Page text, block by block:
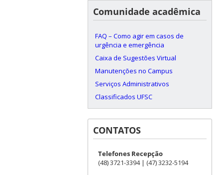
Comunidade acadêmica
FAQ – Como agir em casos de
urgência e emergência
Caixa de Sugestões Virtual
Manutenções no Campus
Serviços Administrativos
Classificados UFSC
CONTATOS
Telefones Recepção
(48) 3721-3394 | (47) 3232-5194